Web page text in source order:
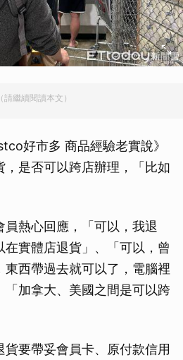
請繼續閱讀本文）
好市多 商品經驗老實說》
是否可以跨店辦理，「比如
熱心回應，「可以，我退
實體店退貨」、「可以，曾
西帶過去就可以了，電腦裡
加拿大、美國之間是可以跨
要帶妥會員卡、原付款信用